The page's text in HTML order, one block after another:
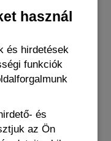
használ
és hirdetések
funkciók
és
az Ön